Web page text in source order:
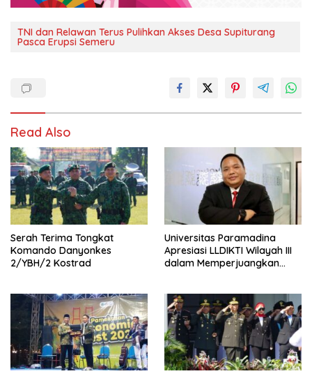
TNI dan Relawan Terus Pulihkan Akses Desa Supiturang
Pasca Erupsi Semeru
Read Also
Serah Terima Tongkat
Komando Danyonkes
2/YBH/2 Kostrad
Universitas Paramadina
Apresiasi LLDIKTI Wilayah III
dalam Memperjuangkan